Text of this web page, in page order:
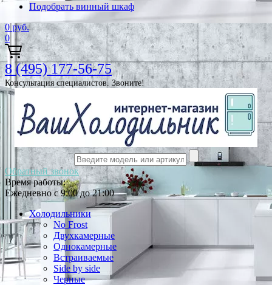
Подобрать винный шкаф
0 руб.
0
8 (495) 177-56-75
Консультация специалистов. Звоните!
Обратный звонок
Время работы:
Ежедневно с 9:00 до 21:00
Холодильники
No Frost
Двухкамерные
Однокамерные
Встраиваемые
Side by side
Черные